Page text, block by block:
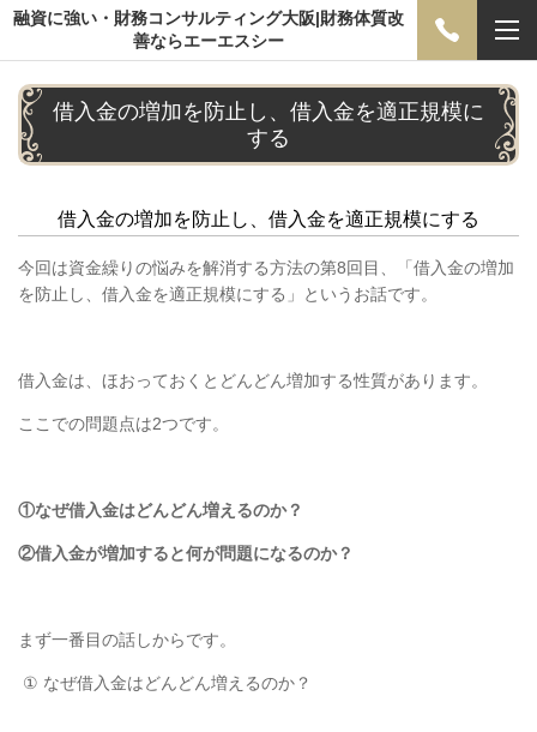
融資に強い・財務コンサルティング大阪|財務体質改
善ならエーエスシー
借入金の増加を防止し、借入金を適正規模に
する
借入金の増加を防止し、借入金を適正規模にする
今回は資金繰りの悩みを解消する方法の第8回目、「借入金の増加
を防止し、借入金を適正規模にする」というお話です。
借入金は、ほおっておくとどんどん増加する性質があります。
ここでの問題点は2つです。
①なぜ借入金はどんどん増えるのか？
②借入金が増加すると何が問題になるのか？
まず一番目の話しからです。
① なぜ借入金はどんどん増えるのか？